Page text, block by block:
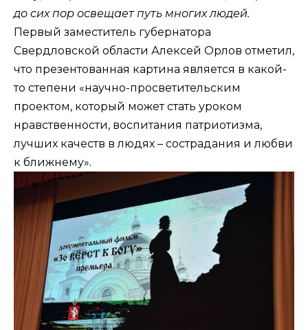
до сих пор освещает путь многих людей.
Первый заместитель губернатора
Свердловской области Алексей Орлов отметил,
что презентованная картина является в какой-
то степени «научно-просветительским
проектом, который может стать уроком
нравственности, воспитания патриотизма,
лучших качеств в людях – сострадания и любви
к ближнему».